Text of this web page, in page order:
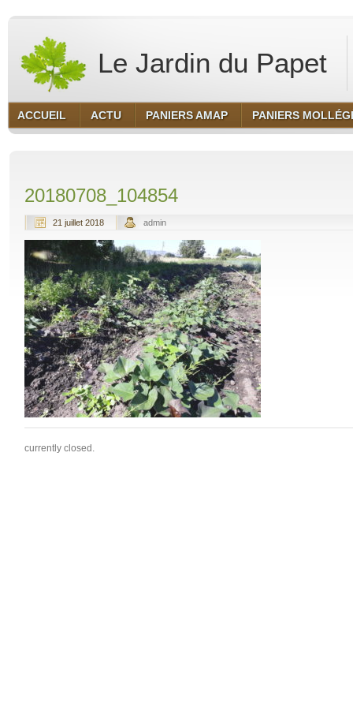
Le Jardin du Papet
ACCUEIL ACTU PANIERS AMAP PANIERS
20180708_104854
21 juillet 2018 admin
currently closed.